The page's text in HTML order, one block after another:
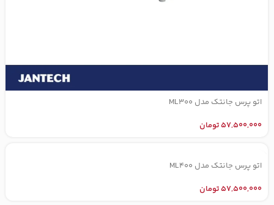
اتو پرس جانتک مدل ML300
57,500,000تومان
اتو پرس جانتک مدل ML400
57,500,000تومان